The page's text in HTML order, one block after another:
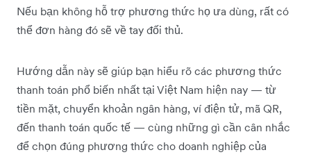
Nếu bạn không hỗ trợ phương thức họ ưa dùng, rất có
thể đơn hàng đó sẽ về tay đối thủ.
Hướng dẫn này sẽ giúp bạn hiểu rõ các phương thức
thanh toán phổ biến nhất tại Việt Nam hiện nay — từ
tiền mặt, chuyển khoản ngân hàng, ví điện tử, mã QR,
đến thanh toán quốc tế — cùng những gì cần cân nhắc
để chọn đúng phương thức cho doanh nghiệp của